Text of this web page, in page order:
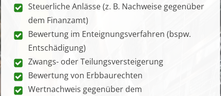
Steuerliche Anlässe (z. B. Nachweise gegenüber
dem Finanzamt)
Bewertung im Enteignungsverfahren (bspw.
Entschädigung)
Zwangs- oder Teilungsversteigerung
Bewertung von Erbbaurechten
Wertnachweis gegenüber dem